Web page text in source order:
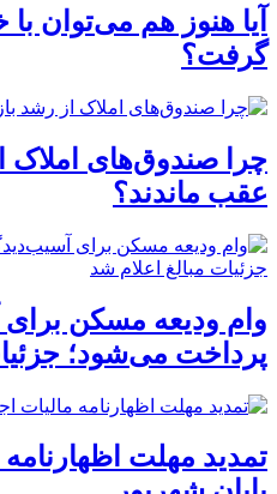
آیا هنوز هم می‌توان با
گرفت؟
چرا صندوق‌های املاک
عقب ماندند؟
وام ودیعه مسکن
پرداخت می‌شود؛
تمدید مهلت اظهارنامه